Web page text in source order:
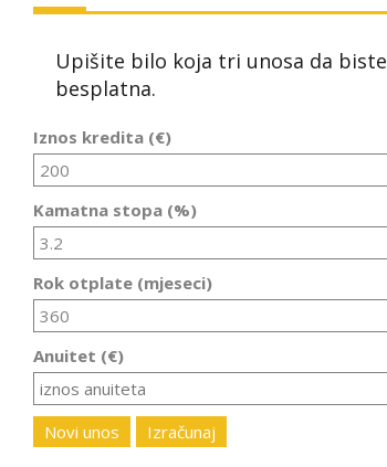
Upišite bilo koja tri unosa da
besplatna.
Iznos kredita (€)
Kamatna stopa (%)
Rok otplate (mjeseci)
Anuitet (€)
Novi unos Izračunaj